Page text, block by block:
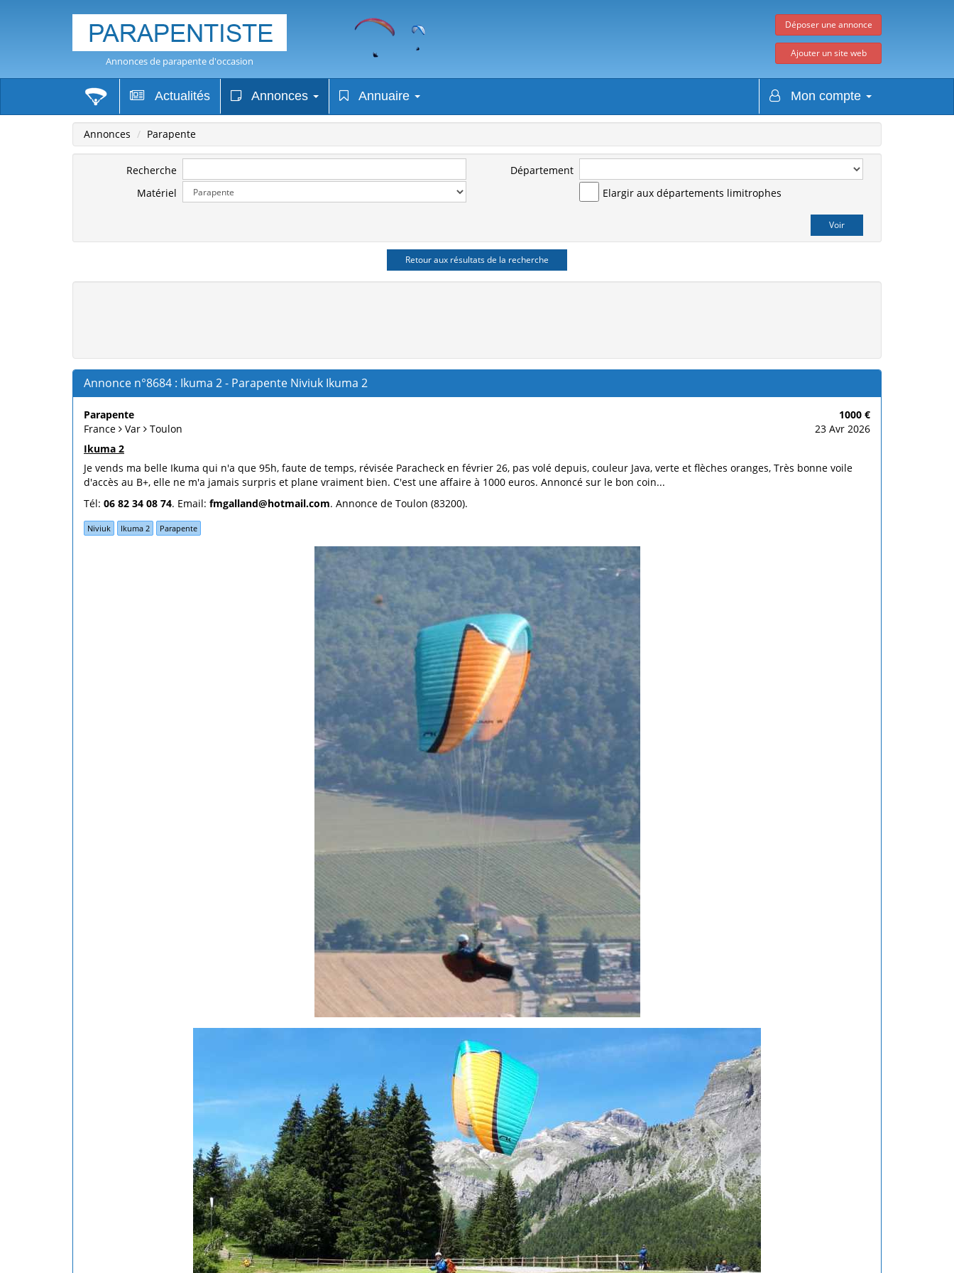
Annonces de parapente d'occasion
Déposer une annonce
Ajouter un site web
Actualités Annonces Annuaire Mon compte
Annonces Parapente
Recherche
Matériel
Département
Elargir aux départements limitrophes
Retour aux résultats de la recherche
Annonce n°8684 : Ikuma 2 - Parapente Niviuk Ikuma 2
Parapente
1000 €
France
Var Toulon
23 Avr 2026
Ikuma 2
Je vends ma belle Ikuma qui n'a que 95h, faute de temps, révisée Paracheck en février 26, pas volé depuis, couleur Java, verte et flèches oranges, Très bonne voile
d'accès au B+, elle ne m'a jamais surpris et plane vraiment bien. C'est une affaire à 1000 euros. Annoncé sur le bon coin...
Tél: 06 82 34 08 74. Email: fmgalland@hotmail.com. Annonce de Toulon (83200).
Niviuk Ikuma 2 Parapente